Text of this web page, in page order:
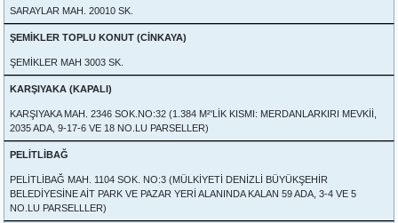
SARAYLAR MAH. 20010 SK.
ŞEMİKLER TOPLU KONUT (CİNKAYA)
ŞEMİKLER MAH 3003 SK.
KARŞIYAKA (KAPALI)
KARŞIYAKA MAH. 2346 SOK.NO:32 (1.384 M²'LİK KISMI: MERDANLARKIRI MEVKİİ,
2035 ADA, 9-17-6 VE 18 NO.LU PARSELLER)
PELİTLİBAĞ
PELİTLİBAĞ MAH. 1104 SOK. NO:3 (MÜLKİYETİ DENİZLİ BÜYÜKŞEHİR
BELEDİYESİNE AİT PARK VE PAZAR YERİ ALANINDA KALAN 59 ADA, 3-4 VE 5
NO.LU PARSELLLER)